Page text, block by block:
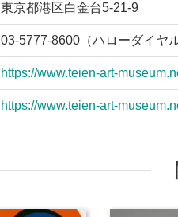
東京都港区白金台5-21-9
03-5777-8600（ハローダイヤ
https://www.teien-art-
https://www.teien-art-